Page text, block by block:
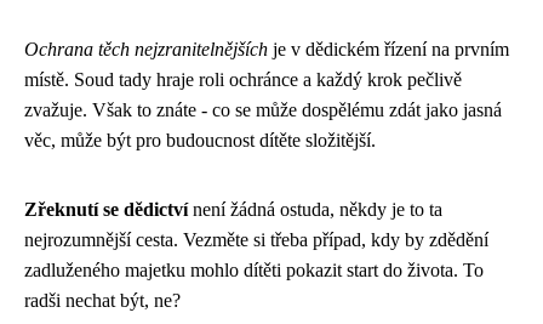
Ochrana těch nejzranitelnějších je v dědickém řízení na prvním
místě. Soud tady hraje roli ochránce a každý krok pečlivě
zvažuje. Však to znáte - co se může dospělému zdát jako jasná
věc, může být pro budoucnost dítěte složitější.
Zřeknutí se dědictvínení žádná ostuda, někdy je to ta
nejrozumnější cesta. Vezměte si třeba případ, kdy by zdědění
zadluženého majetku mohlo dítěti pokazit start do života. To
radši nechat být, ne?